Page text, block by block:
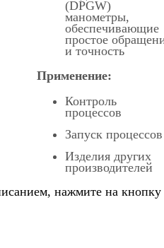
(DPGW)
манометры,
обеспечивающие
простое
и точность
Применение:
Контроль
процессов
Запуск процессов
Изделия других
производителей
нажмите на кнопку